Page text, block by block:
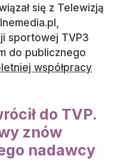
się z Telewizją
sportowej TVP3
do publicznego
współpracy
do TVP.
znów
nadawcy